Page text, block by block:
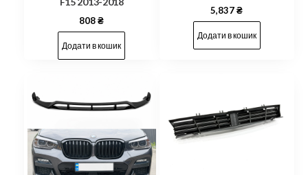
808₴
Додати в кошик
5,837₴
Додати в кошик